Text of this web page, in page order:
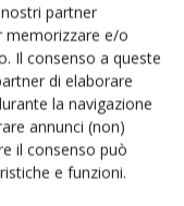
partner
memorizzare e/o
Il consenso a queste
di elaborare
la navigazione
annunci (non)
il consenso può
e funzioni.